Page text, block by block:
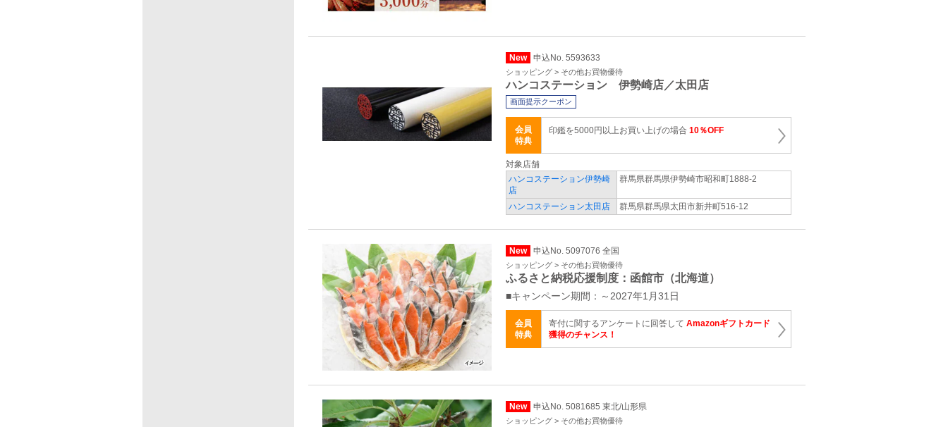
New 申込No. 5593633
ショッピング > その他お買物優待
ハンコステーション 伊勢崎店／太田店
画面提示クーポン
会員
特典
印鑑を5000円以上お買い上げの場合 10％OFF
対象店舗
ハンコステーション伊勢崎
店
群馬県群馬県伊勢崎市昭和町1888-2
ハンコステーション太田店 群馬県群馬県太田市新井町516-12
New 申込No. 5097076 全国
ショッピング > その他お買物優待
ふるさと納税応援制度：函館市（北海道）
■キャンペーン期間：～2027年1月31日
会員
特典
寄付に関するアンケートに回答して Amazonギフトカード
獲得のチャンス！
New 申込No. 5081685 東北/山形県
ショッピング > その他お買物優待